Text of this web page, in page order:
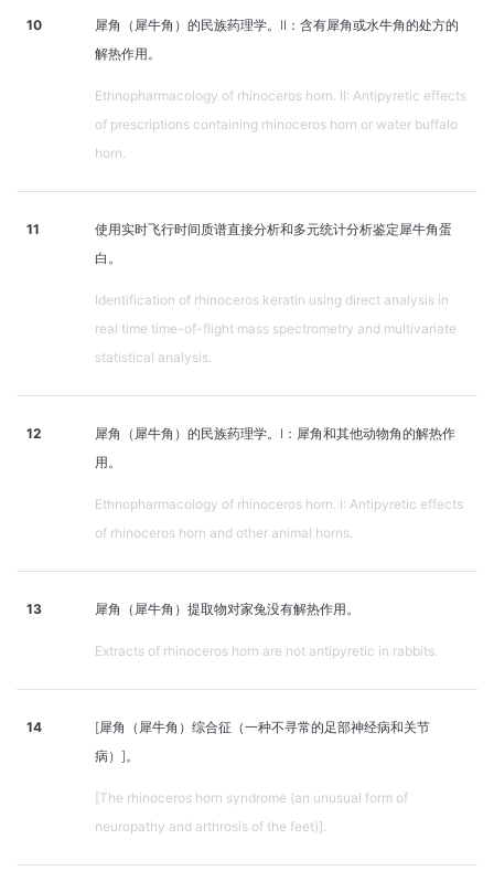
10
犀角（犀牛角）的民族药理学。II：含有犀角或水牛角的处方的
解热作用。
Ethnopharmacology of rhinoceros horn. II: Antipyretic effects
of prescriptions containing rhinoceros horn or water buffalo
horn.
11
使用实时飞行时间质谱直接分析和多元统计分析鉴定犀牛角蛋
白。
Identification of rhinoceros keratin using direct analysis in
real time time-of-flight mass spectrometry and multivariate
statistical analysis.
12
犀角（犀牛角）的民族药理学。I：犀角和其他动物角的解热作
用。
Ethnopharmacology of rhinoceros horn. I: Antipyretic effects
of rhinoceros horn and other animal horns.
13 犀角（犀牛角）提取物对家兔没有解热作用。
Extracts of rhinoceros horn are not antipyretic in rabbits.
14
[犀角（犀牛角）综合征（一种不寻常的足部神经病和关节
病）]。
[The rhinoceros horn syndrome (an unusual form of
neuropathy and arthrosis of the feet)].